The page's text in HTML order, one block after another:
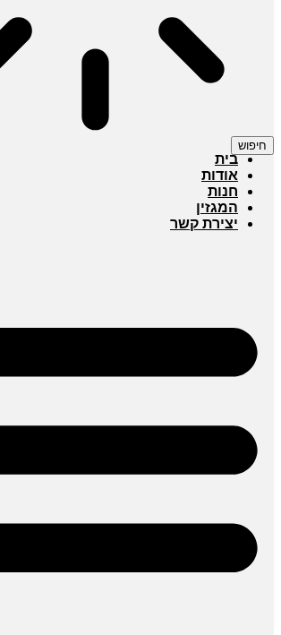
חיפוש
בית
אודות
חנות
המגזין
יצירת קשר